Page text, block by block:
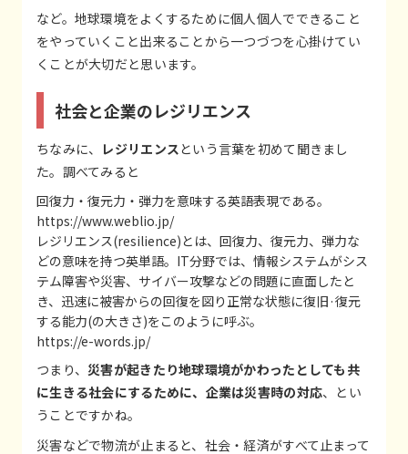
など。地球環境をよくするために個人個人でできること
をやっていくこと出来ることから一つづつを心掛けてい
くことが大切だと思います。
社会と企業のレジリエンス
ちなみに、 レジリエンスという言葉を初めて聞きまし
た。調べてみると
回復力 ・ 復元力 ・ 弾力を意味する英語表現である。
https://www.weblio.jp/
レジリエンス(resilience)とは、回復力、復元力、弾力な
どの意味を持つ英単語。IT分野では、情報システムがシス
テム障害や災害、サイバー攻撃などの問題に直面したと
き、迅速に被害からの回復を図り正常な状態に復旧·復元
する能力(の大きさ)をこのように呼ぶ。
https://e-words.jp/
つまり、 災害が起きたり地球環境がかわったとしても共
に生きる社会にするために、企業は災害時の対応、とい
うことですかね。
災害などで物流が止まると、社会・経済がすべて止まって